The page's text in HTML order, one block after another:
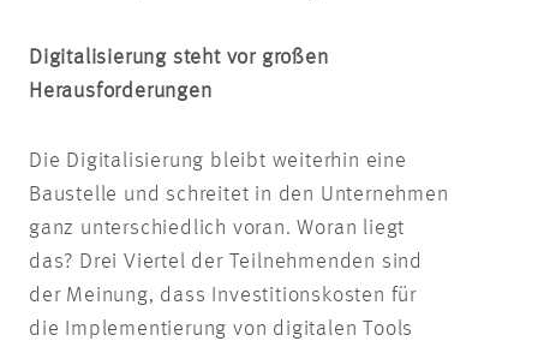
Digitalisierung steht vor großen
Herausforderungen
Die Digitalisierung bleibt weiterhin eine
Baustelle und schreitet in den Unternehmen
ganz unterschiedlich voran. Woran liegt
das? Drei Viertel der Teilnehmenden sind
der Meinung, dass Investitionskosten für
die Implementierung von digitalen Tools